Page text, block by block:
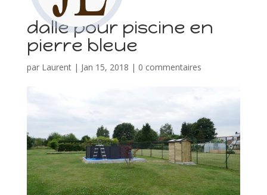
dalle pour piscine en
pierre bleue
par Laurent| Jan 15, 2018 | 0 commentaires